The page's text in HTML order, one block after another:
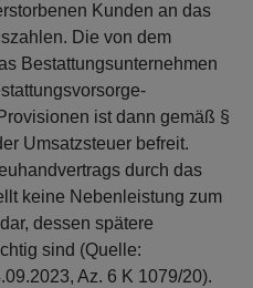
Kunden an das
Die von dem
Bestattungsunternehmen
ist dann gemäß §
Umsatzsteuer befreit.
durch das
keine Nebenleistung zum
dessen spätere
sind (Quelle:
Az. 6 K 1079/20).